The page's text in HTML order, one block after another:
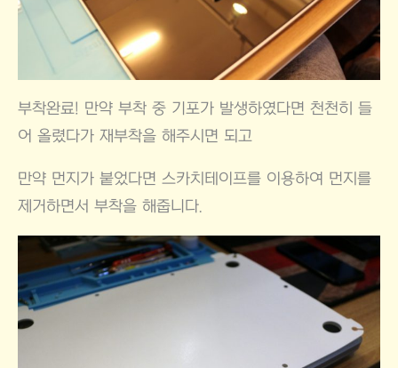
부착완료! 만약 부착 중 기포가 발생하였다면 천천히 들
어 올렸다가 재부착을 해주시면 되고
만약 먼지가 붙었다면 스카치테이프를 이용하여 먼지를
제거하면서 부착을 해줍니다.